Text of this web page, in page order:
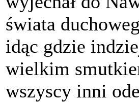
świata
idąc gdzie
wielkim
wszyscy inni